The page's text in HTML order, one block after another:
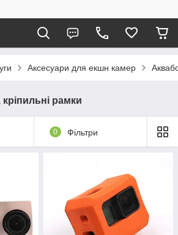
Аксесуари для екшн камер
рамки
0 Фільтри